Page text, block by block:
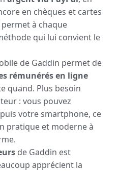
en chèques et cartes
à chaque
qui lui convient le
de Gaddin permet de
rémunérés en ligne
quand. Plus besoin
: vous pouvez
votre smartphone, ce
pratique et moderne à
de Gaddin est
apprécient la